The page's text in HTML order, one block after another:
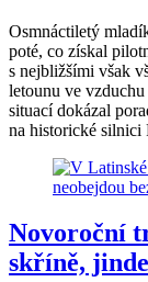
Osmnáctiletý
poté, co získal
s nejbližšími však
letounu ve
situací dokázal
na historické silnici
Novoroční
skříně,